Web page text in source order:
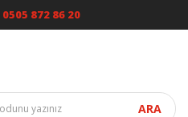
0505 872 86 20
ARA